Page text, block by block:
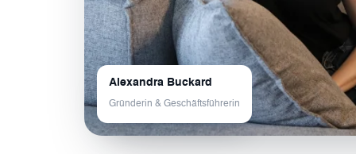
Alexandra Buckard
Gründerin & Geschäftsführerin